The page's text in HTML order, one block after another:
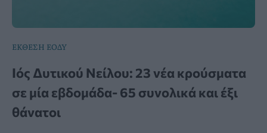
ΕΚΘΕΣΗ ΕΟΔΥ
Ιός Δυτικού Νείλου: 23 νέα κρούσματα
σε μία εβδομάδα- 65 συνολικά και έξι
θάνατοι